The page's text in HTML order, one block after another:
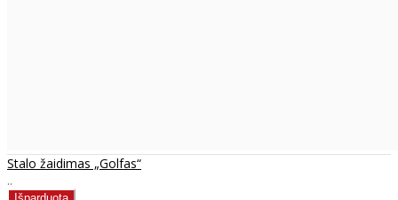
Stalo žaidimas „Golfas“
..